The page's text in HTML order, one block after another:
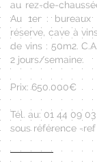
au rez-de-
Au 1er : bureaux
réserve, cave à
de vins : 50m2.
2 jours/semaine.
Prix: 650.000€
Tél. au: 01 44 09
sous référence -